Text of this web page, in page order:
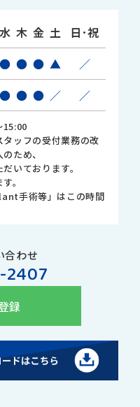
水 木 金 土
日･祝
● ● ● ▲
／
● ● ● ／ ／
15:00
ッフの受付業務の改
ため、
いております。
。
手術等」はこの時間
合わせ
2407
録